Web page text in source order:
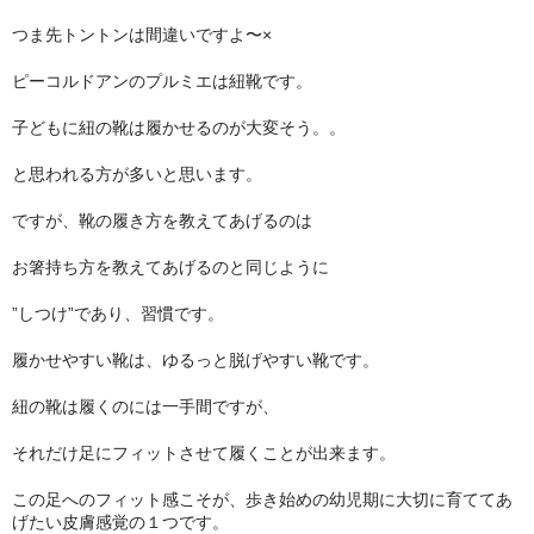
つま先トントンは間違いですよ〜×
ピーコルドアンのプルミエは紐靴です。
子どもに紐の靴は履かせるのが大変そう。。
と思われる方が多いと思います。
ですが、靴の履き方を教えてあげるのは
お箸持ち方を教えてあげるのと同じように
”しつけ”であり、習慣です。
履かせやすい靴は、ゆるっと脱げやすい靴です。
紐の靴は履くのには一手間ですが、
それだけ足にフィットさせて履くことが出来ます。
この足へのフィット感こそが、歩き始めの幼児期に大切に育ててあ
げたい皮膚感覚の１つです。